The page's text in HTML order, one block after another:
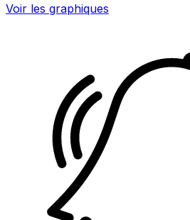
Voir les graphiques